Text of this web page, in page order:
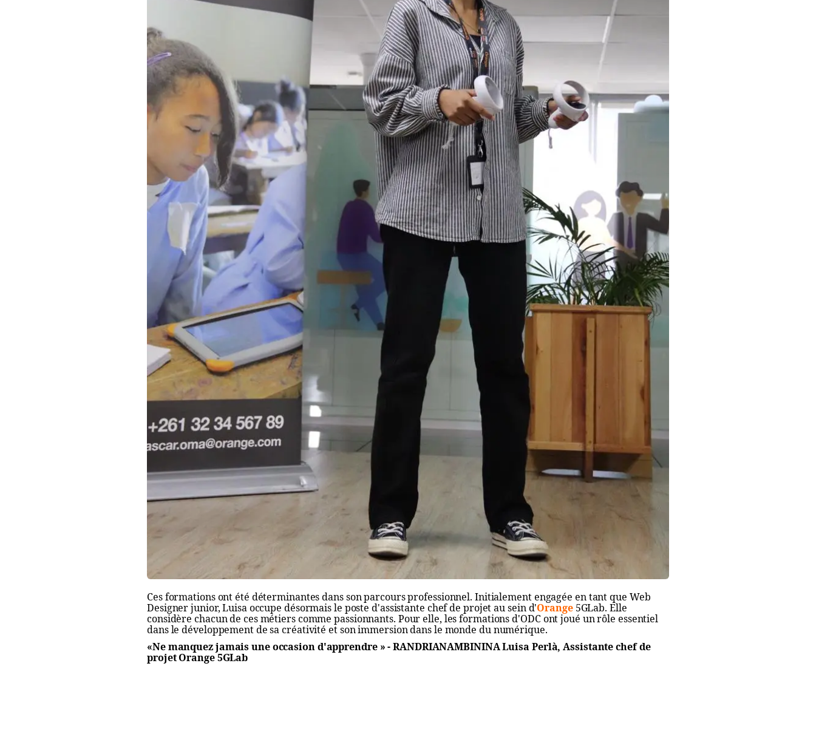
Ces formations ont été déterminantes dans son parcours professionnel. Initialement engagée en tant que Web
Designer junior, Luisa occupe désormais le poste d'assistante chef de projet au sein d'Orange5GLab. Elle
considère chacun de ces métiers comme passionnants. Pour elle, les formations d'ODC ont joué un rôle essentiel
dans le développement de sa créativité et son immersion dans le monde du numérique.
«Ne manquez jamais une occasion d'apprendre » - RANDRIANAMBININA Luisa Perlà, Assistante chef de
projet Orange 5GLab